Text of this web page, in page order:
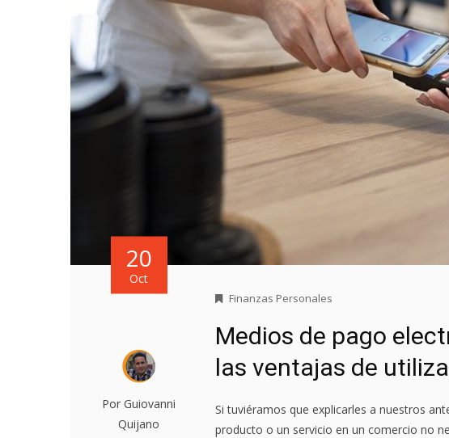
20
Oct
Por Guiovanni
Quijano
Finanzas Personales
Medios de pago
las ventajas de
Si tuviéramos que explicarles a nuestros
producto o un servicio en un comercio no